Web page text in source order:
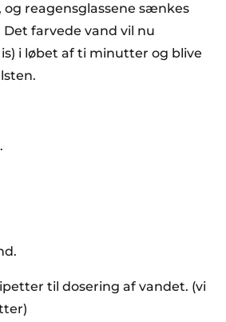
og reagensglassene sænkes
farvede vand vil nu
i løbet af ti minutter og blive
til dosering af vandet. (vi